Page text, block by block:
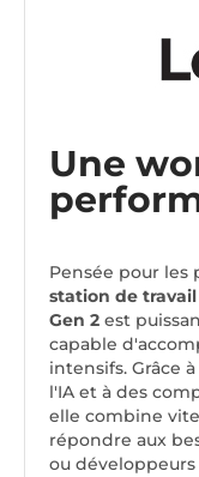
Une
Pensée pour les
station de
Gen 2 est
capable
intensifs. Grâce
l'IA et à des
elle combine
répondre aux
ou